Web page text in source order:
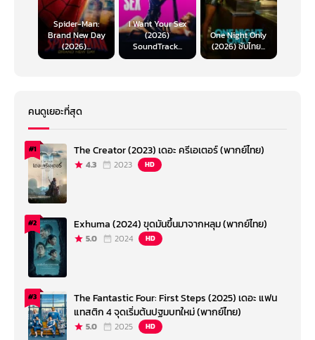
Spider-Man:
Brand New Day
(2026)...
I Want Your Sex
(2026)
SoundTrack...
One Night Only
(2026) ซับไทย...
คนดูเยอะที่สุด
#1 The Creator (2023) เดอะ ครีเอเตอร์ (พากย์ไทย)
4.3 2023 HD
#2 Exhuma (2024) ขุดมันขึ้นมาจากหลุม (พากย์ไทย)
5.0 2024 HD
#3
The Fantastic Four: First Steps (2025) เดอะ แฟน
แทสติก 4 จุดเริ่มต้นปฐมบทใหม่ (พากย์ไทย)
5.0 2025 HD